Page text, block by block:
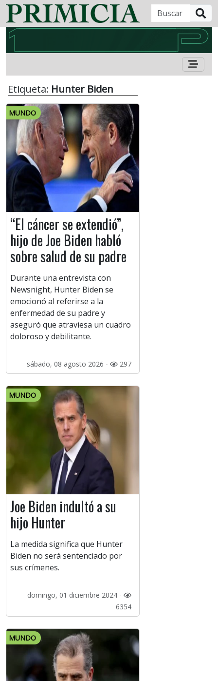
Etiqueta: Hunter Biden
MUNDO
“El cáncer se extendió”,
hijo de Joe Biden habló
sobre salud de su padre
Durante una entrevista con
Newsnight, Hunter Biden se
emocionó al referirse a la
enfermedad de su padre y
aseguró que atraviesa un cuadro
doloroso y debilitante.
sábado, 08 agosto 2026 - 297
MUNDO
Joe Biden indultó a su
hijo Hunter
La medida significa que Hunter
Biden no será sentenciado por
sus crímenes.
domingo, 01 diciembre 2024 -
6354
MUNDO